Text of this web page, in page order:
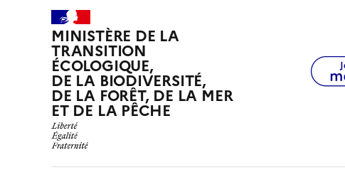
MINISTÈRE DE LA
TRANSITION
ÉCOLOGIQUE,
DE LA BIODIVERSITÉ,
DE LA FORÊT, DE LA MER
ET DE LA PÊCHE